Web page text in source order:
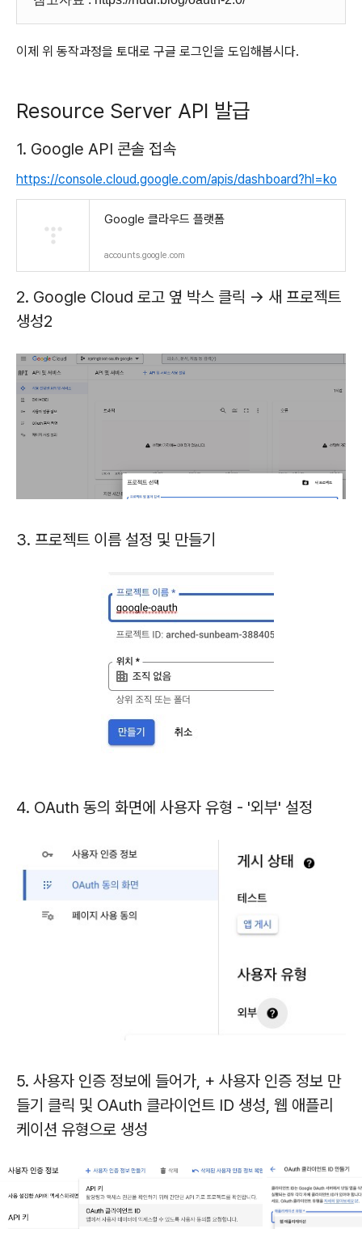
이제 위 동작과정을 토대로 구글 로그인을 도입해봅시다.
Resource Server API 발급
1. Google API 콘솔 접속
https://console.cloud.google.com/apis/dashboard?hl=ko
Google 클라우드 플랫폼
accounts.google.com
2. Google Cloud 로고 옆 박스 클릭 -> 새 프로젝트
생성2
3. 프로젝트 이름 설정 및 만들기
4. OAuth 동의 화면에 사용자 유형 - '외부' 설정
5. 사용자 인증 정보에 들어가, + 사용자 인증 정보 만
들기 클릭 및 OAuth 클라이언트 ID 생성, 웹 애플리
케이션 유형으로 생성